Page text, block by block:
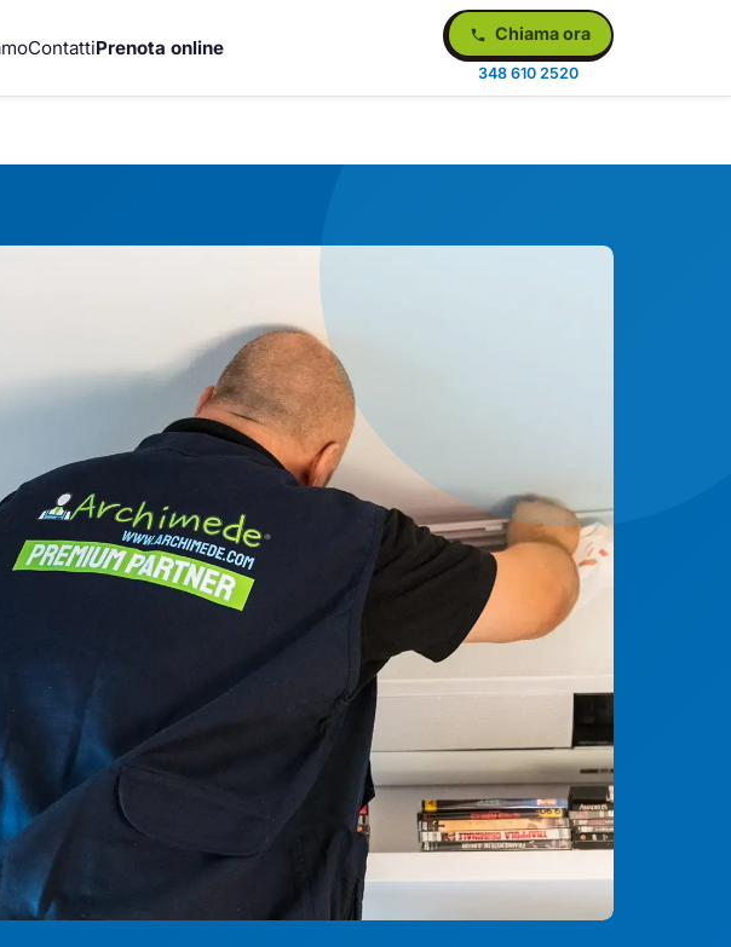
ContattiPrenota online
Chiama ora
348 610 2520